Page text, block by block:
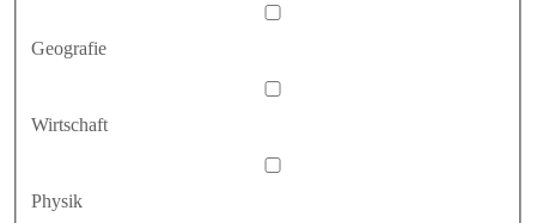
Geografie
Wirtschaft
Physik